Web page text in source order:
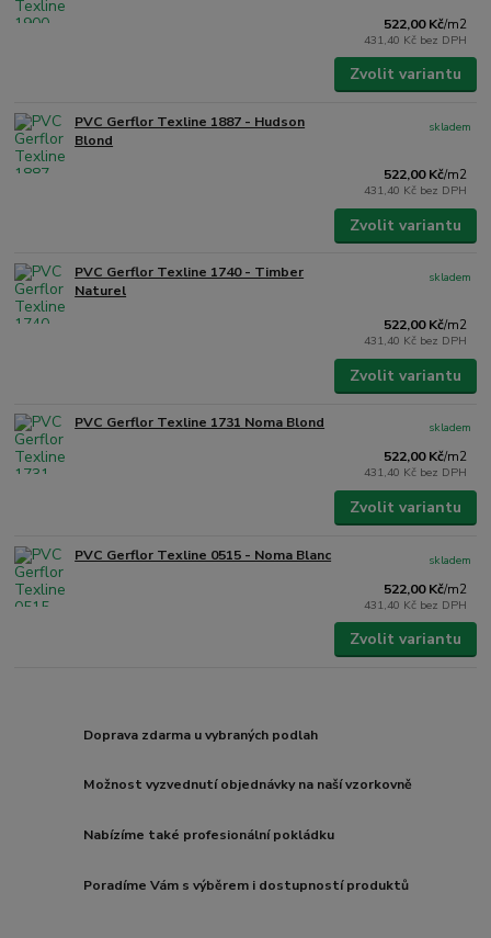
522,00 Kč/m2
431,40 Kč bez DPH
Zvolit variantu
PVC Gerflor Texline 1887 - Hudson
Blond
522,00 Kč/m2
431,40 Kč bez DPH
skladem
Zvolit variantu
PVC Gerflor Texline 1740 - Timber
Naturel
522,00 Kč/m2
431,40 Kč bez DPH
skladem
Zvolit variantu
PVC Gerflor Texline 1731 Noma Blond
522,00 Kč/m2
431,40 Kč bez DPH
skladem
Zvolit variantu
PVC Gerflor Texline 0515 - Noma Blanc
522,00 Kč/m2
431,40 Kč bez DPH
skladem
Zvolit variantu
Doprava zdarma u vybraných podlah
Možnost vyzvednutí objednávky na naší vzorkovně
Nabízíme také profesionální pokládku
Poradíme Vám s výběrem i dostupností produktů